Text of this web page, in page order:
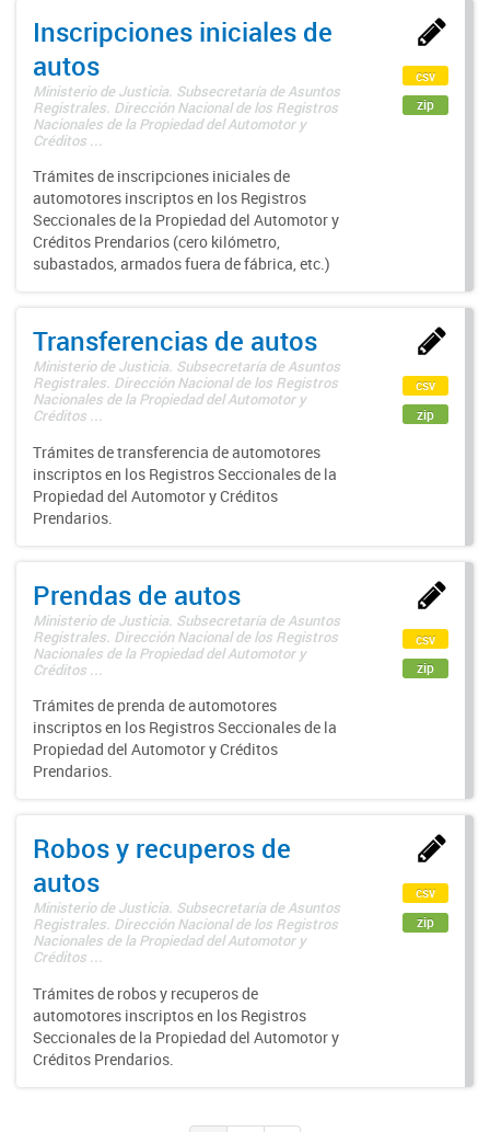
Inscripciones iniciales de
autos
Ministerio de Justicia. Subsecretaría de Asuntos
Registrales. Dirección Nacional de los Registros
Nacionales de la Propiedad del Automotor y
Créditos ...
Trámites de inscripciones iniciales de
automotores inscriptos en los Registros
Seccionales de la Propiedad del Automotor y
Créditos Prendarios (cero kilómetro,
subastados, armados fuera de fábrica, etc.)
csv
zip
Transferencias de autos
Ministerio de Justicia. Subsecretaría de Asuntos
Registrales. Dirección Nacional de los Registros
Nacionales de la Propiedad del Automotor y
Créditos ...
Trámites de transferencia de automotores
inscriptos en los Registros Seccionales de la
Propiedad del Automotor y Créditos
Prendarios.
csv
zip
Prendas de autos
Ministerio de Justicia. Subsecretaría de Asuntos
Registrales. Dirección Nacional de los Registros
Nacionales de la Propiedad del Automotor y
Créditos ...
Trámites de prenda de automotores
inscriptos en los Registros Seccionales de la
Propiedad del Automotor y Créditos
Prendarios.
csv
zip
Robos y recuperos de
autos
Ministerio de Justicia. Subsecretaría de Asuntos
Registrales. Dirección Nacional de los Registros
Nacionales de la Propiedad del Automotor y
Créditos ...
Trámites de robos y recuperos de
automotores inscriptos en los Registros
Seccionales de la Propiedad del Automotor y
Créditos Prendarios.
csv
zip